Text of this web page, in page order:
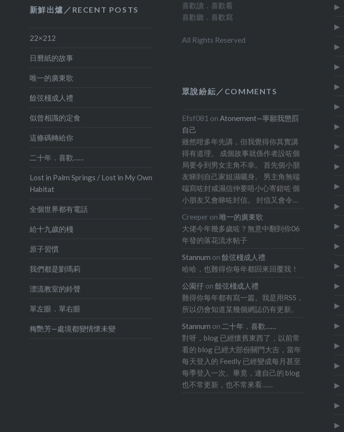
喜歡讀．喜歡看
喜歡聽．喜歡寫
All Rights Reserved
新鮮出爐／RECENT POSTS
22×212
日曆紙的故事
唯一的廣東歌
餘弦棧成人禮
似曾相識的定食
這條碼轉給你
二十年．喜歡……
Lost in Palm Springs / Lost in My Own
Habitat
全個世界都有電話
給十九歲的棧
原子習慣
我們都是劉瑪莉
漂流教室的鈴聲
單左眼．單右眼
梅艷芳—處境都變情懷未變
眾說紛紜／COMMENTS
Efsf081 on Atonement—寧願我懲罰
自己
雖然咁多年先講，但我覺得你其實講
得有道理。 成個故事就係作者設咗個
局要令到男女主角不幸。 首先個小朋
友睇到自己家姐濕曬身。 男主角無端
端寫咗封咸濕信仲要唔小心寄錯咗 個
小朋友又會睇咗封信。 封信又會令…
Creeper on 唯一的廣東歌
大佬今年幾多歲咗？無意中翻到你06
年發的落花流水帖子
Stannum on 餘弦棧成人禮
哈哈，也難得你每年都回來回覆我！
公園仔 on 餘弦棧成人禮
難得你每年都有寫一篇。我是用RSS，
所以仍會知道某幾個網誌仍有更新。
Stannum on 二十年．喜歡……
對呀，blog 已經懷舊東西了，以前常
看的 blog 已經大部份關門大吉，當年
每天登入的 Feedly 已經變成每月甚至
每季登入一次。畢竟，連自己的 blog
也不常更新，也不常來看……